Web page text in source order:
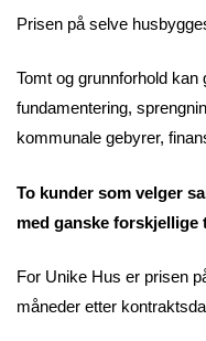
Prisen på selve
Tomt og grunnforhold
fundamentering,
kommunale gebyrer,
To kunder som velger
med ganske forskjellige
For Unike Hus er prisen
måneder etter